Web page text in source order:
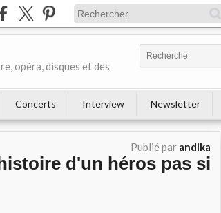
opéra, disques et des
Concerts Interview Newsletter
Publié par andika
d'un héros pas si